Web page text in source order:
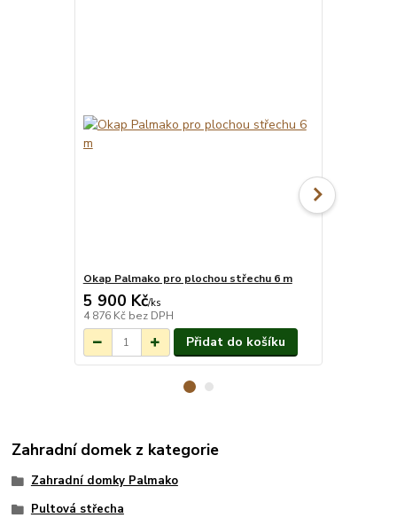
Okap Palmako pro plochou střechu 6 m
5 900 Kč/ks
4 876 Kč bez DPH
Přidat do košíku
Zahradní domek z kategorie
Zahradní domky Palmako
Pultová střecha